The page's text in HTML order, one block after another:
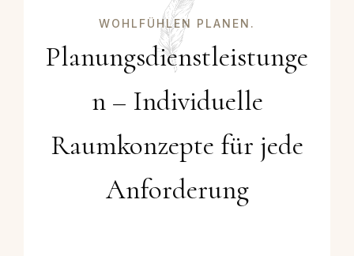
WOHLFÜHLEN PLANEN.
Planungsdienstleistunge
n – Individuelle
Raumkonzepte für jede
Anforderung